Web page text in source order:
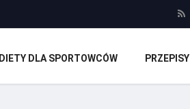
DIETY DLA SPORTOWCÓW PRZEPISY